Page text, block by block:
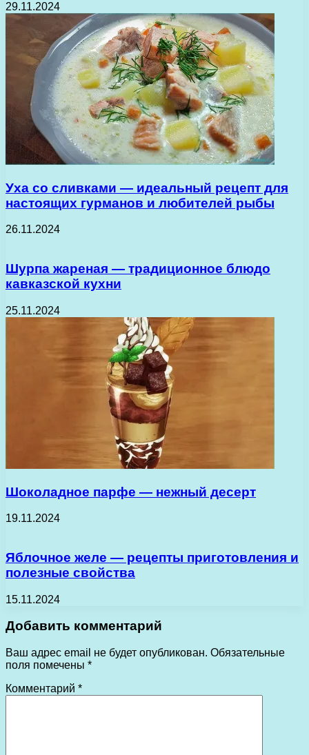
29.11.2024
Уха со сливками — идеальный рецепт для
настоящих гурманов и любителей рыбы
26.11.2024
Шурпа жареная — традиционное блюдо
кавказской кухни
25.11.2024
Шоколадное парфе — нежный десерт
19.11.2024
Яблочное желе — рецепты приготовления и
полезные свойства
15.11.2024
Добавить комментарий
Ваш адрес email не будет опубликован. Обязательные
поля помечены *
Комментарий *